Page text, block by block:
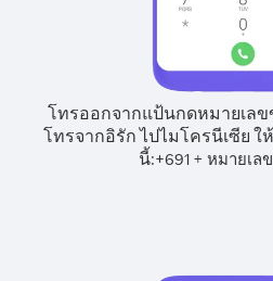
โทรออกจากแป้นกดหมายเลข
โทรจากอิรัก ไปไมโครนีเซีย ใ
นี้:+691 + หมายเล